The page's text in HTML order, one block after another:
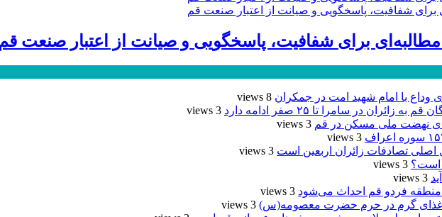
وداع با امام شهید امت در جمکران 8 views
در سامرا تا ۲۵ صفر ادامه دارد
3 views
3 views
3 views
تصادفات زائران اربعین است 3 views
است؟ 3 views
3 views
منطقه فردو قم احداث می‌شود 3 views
3 views